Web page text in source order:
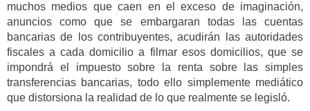
muchos medios que caen en el exceso de imaginación,
anuncios como que se embargaran todas las cuentas
bancarias de los contribuyentes, acudirán las autoridades
fiscales a cada domicilio a filmar esos domicilios, que se
impondrá el impuesto sobre la renta sobre las simples
transferencias bancarias, todo ello simplemente mediático
que distorsiona la realidad de lo que realmente se legisló.